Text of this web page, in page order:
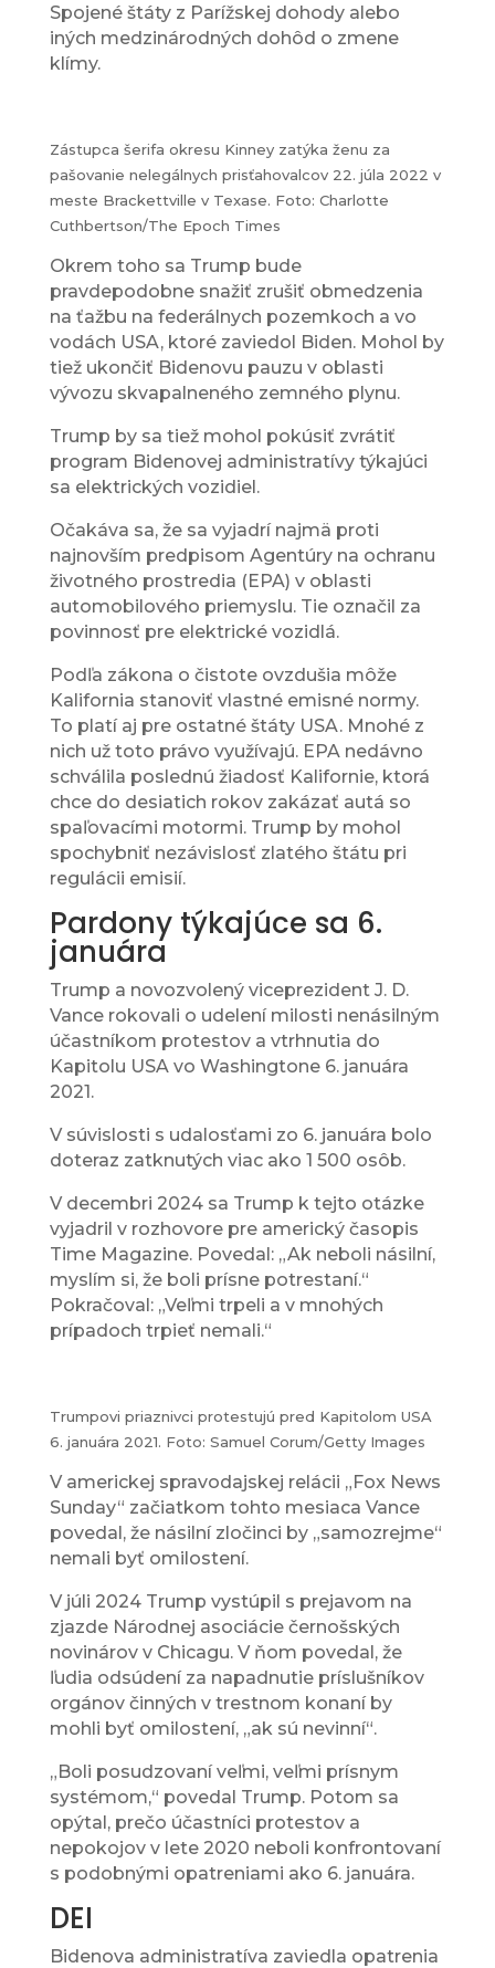
Spojené štáty z Parížskej dohody alebo
iných medzinárodných dohôd o zmene
klímy.
Zástupca šerifa okresu Kinney zatýka ženu za
pašovanie nelegálnych prisťahovalcov 22. júla 2022 v
meste Brackettville v Texase. Foto: Charlotte
Cuthbertson/The Epoch Times
Okrem toho sa Trump bude
pravdepodobne snažiť zrušiť obmedzenia
na ťažbu na federálnych pozemkoch a vo
vodách USA, ktoré zaviedol Biden. Mohol by
tiež ukončiť Bidenovu pauzu v oblasti
vývozu skvapalneného zemného plynu.
Trump by sa tiež mohol pokúsiť zvrátiť
program Bidenovej administratívy týkajúci
sa elektrických vozidiel.
Očakáva sa, že sa vyjadrí najmä proti
najnovším predpisom Agentúry na ochranu
životného prostredia (EPA) v oblasti
automobilového priemyslu. Tie označil za
povinnosť pre elektrické vozidlá.
Podľa zákona o čistote ovzdušia môže
Kalifornia stanoviť vlastné emisné normy.
To platí aj pre ostatné štáty USA. Mnohé z
nich už toto právo využívajú. EPA nedávno
schválila poslednú žiadosť Kalifornie, ktorá
chce do desiatich rokov zakázať autá so
spaľovacími motormi. Trump by mohol
spochybniť nezávislosť zlatého štátu pri
regulácii emisií.
Pardony týkajúce sa 6.
januára
Trump a novozvolený viceprezident J. D.
Vance rokovali o udelení milosti nenásilným
účastníkom protestov a vtrhnutia do
Kapitolu USA vo Washingtone 6. januára
2021.
V súvislosti s udalosťami zo 6. januára bolo
doteraz zatknutých viac ako 1 500 osôb.
V decembri 2024 sa Trump k tejto otázke
vyjadril v rozhovore pre americký časopis
Time Magazine. Povedal: „Ak neboli násilní,
myslím si, že boli prísne potrestaní.“
Pokračoval: „Veľmi trpeli a v mnohých
prípadoch trpieť nemali.“
Trumpovi priaznivci protestujú pred Kapitolom USA
6. januára 2021. Foto: Samuel Corum/Getty Images
V americkej spravodajskej relácii „Fox News
Sunday“ začiatkom tohto mesiaca Vance
povedal, že násilní zločinci by „samozrejme“
nemali byť omilostení.
V júli 2024 Trump vystúpil s prejavom na
zjazde Národnej asociácie černošských
novinárov v Chicagu. V ňom povedal, že
ľudia odsúdení za napadnutie príslušníkov
orgánov činných v trestnom konaní by
mohli byť omilostení, „ak sú nevinní“.
„Boli posudzovaní veľmi, veľmi prísnym
systémom,“ povedal Trump. Potom sa
opýtal, prečo účastníci protestov a
nepokojov v lete 2020 neboli konfrontovaní
s podobnými opatreniami ako 6. januára.
DEI
Bidenova administratíva zaviedla opatrenia